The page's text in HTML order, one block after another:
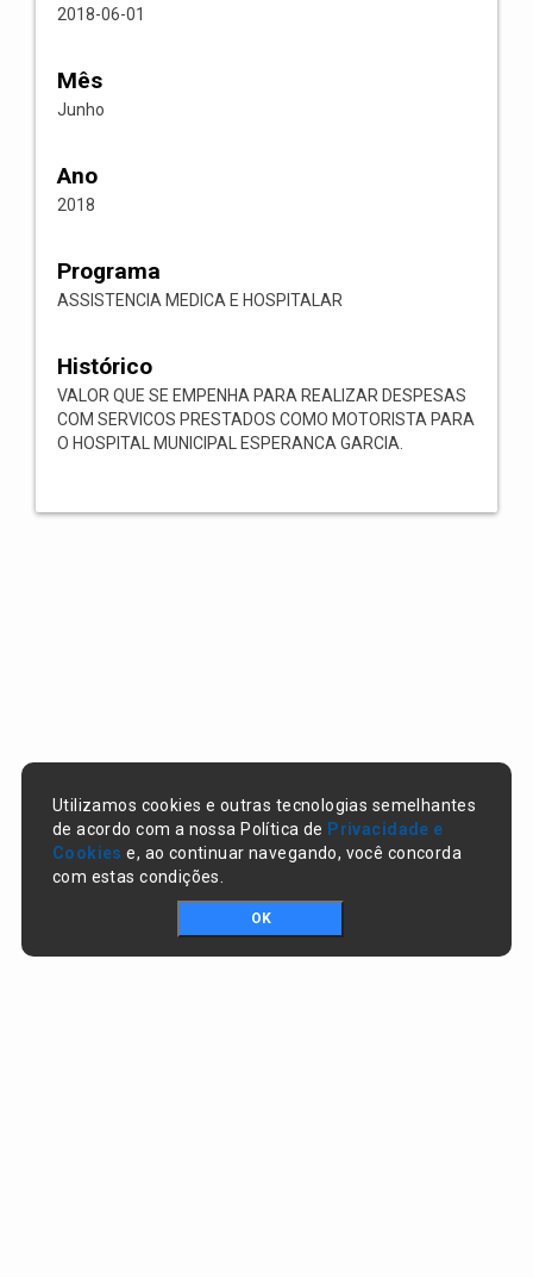
2018-06-01
Mês
Junho
Ano
2018
Programa
ASSISTENCIA MEDICA E HOSPITALAR
Histórico
VALOR QUE SE EMPENHA PARA REALIZAR DESPESAS
COM SERVICOS PRESTADOS COMO MOTORISTA PARA
O HOSPITAL MUNICIPAL ESPERANCA GARCIA.
Utilizamos cookies e outras tecnologias semelhantes
de acordo com a nossa Política de Privacidade e
Cookies e, ao continuar navegando, você concorda
com estas condições.
OK